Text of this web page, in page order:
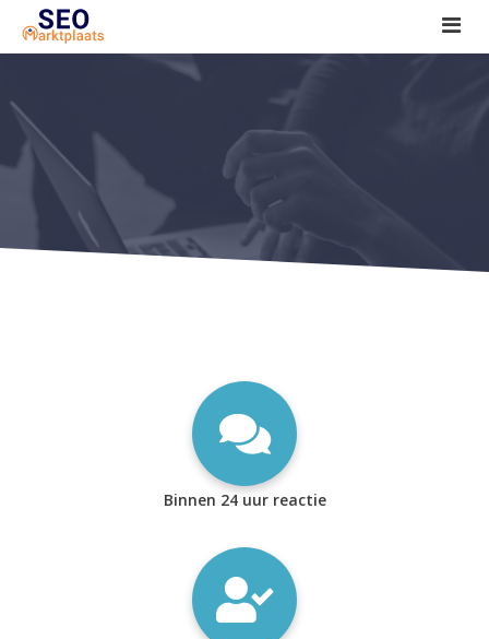
SEO tools reviews
Marketeer bij jou in de buurt?
Offerte
1. Seo voor beginners +
2. Onderzoeken +
Binnen 24 uur reactie